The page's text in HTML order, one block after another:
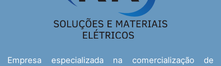
Empresa especializada na comercialização de